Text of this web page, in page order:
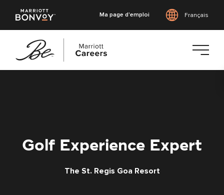
Ma page d'emploi Français
Golf Experience Expert
The St. Regis Goa Resort